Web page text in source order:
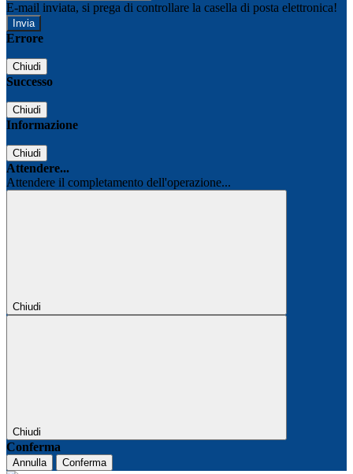
E-mail inviata, si prega di controllare la casella di posta elettronica!
Errore
Chiudi
Successo
Chiudi
Informazione
Chiudi
Attendere...
Attendere il completamento dell'operazione...
Chiudi
Chiudi
Conferma
Annulla Conferma